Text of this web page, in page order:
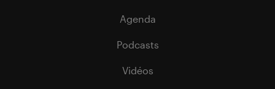
Agenda
Podcasts
Vidéos